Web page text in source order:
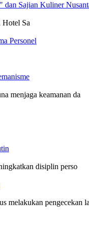
dan Sajian Kuliner
Hotel Sa
Personel
menjaga keamanan da
disiplin perso
melakukan pengecekan